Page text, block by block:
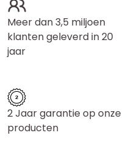
Meer dan 3,5 miljoen
klanten geleverd in 20
jaar
2 Jaar garantie op onze
producten